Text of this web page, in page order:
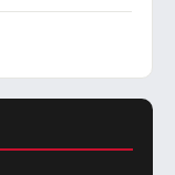
856 839 144